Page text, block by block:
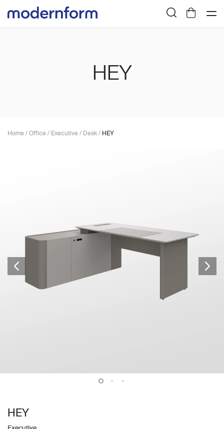
HEY
Home/Office/Executive/Desk/HEY
HEY